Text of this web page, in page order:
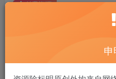
￥
付费资源
申